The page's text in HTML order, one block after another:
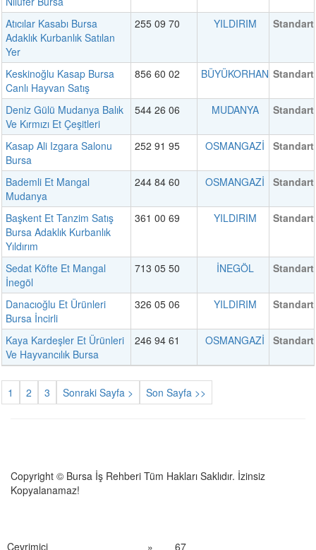
Atıcılar Kasabı Bursa
Adaklık Kurbanlık Satılan
Yer
255 09 70 YILDIRIM Standart
Keskinoğlu Kasap Bursa
Canlı Hayvan Satış
856 60 02 BÜYÜKORHAN Standart
Deniz Gülü Mudanya Balık
Ve Kırmızı Et Çeşitleri
544 26 06 MUDANYA Standart
Kasap Ali Izgara Salonu
Bursa
252 91 95 OSMANGAZİ Standart
Bademli Et Mangal
Mudanya
244 84 60 OSMANGAZİ Standart
Başkent Et Tanzim Satış
Bursa Adaklık Kurbanlık
Yıldırım
361 00 69 YILDIRIM Standart
Sedat Köfte Et Mangal
İnegöl
713 05 50 İNEGÖL Standart
Danacıoğlu Et Ürünleri
Bursa İncirli
326 05 06 YILDIRIM Standart
Kaya Kardeşler Et Ürünleri
Ve Hayvancılık Bursa
246 94 61 OSMANGAZİ Standart
1 2 3 Sonraki Sayfa > Son Sayfa >>
Copyright © Bursa İş Rehberi Tüm Hakları Saklıdır. İzinsiz
Kopyalanamaz!
Çevrimiçi » 67